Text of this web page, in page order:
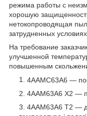
режима работы с
хорошую
нетокопроводящая
затрудненных условиях.
На требование
улучшенной
повышенным
4ААМС63А6 ―
4ААМ63А6 Х2 ―
4ААМ63А6 Т2 ―